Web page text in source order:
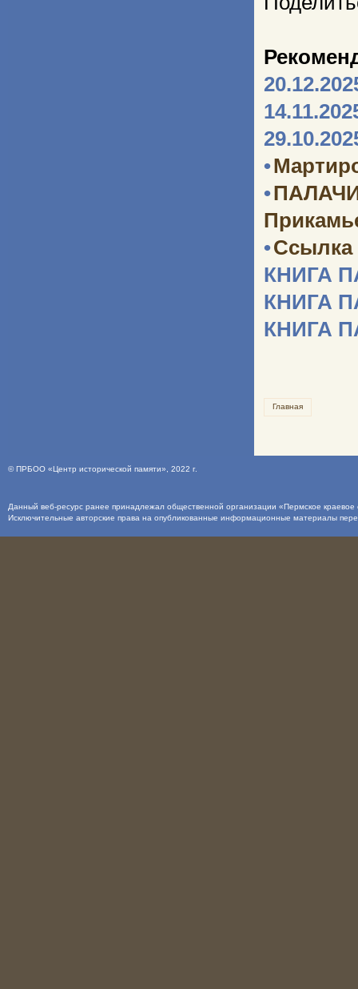
•
•
•Ссылка
КНИГА
КНИГА
КНИГА
Главная
©ПРБОО «Центр исторической памяти» , 2022 г.
Данный веб-ресурс ранее принадлежал общественной организации «Пермское
Исключительные авторские права на опубликованные информационные материалы